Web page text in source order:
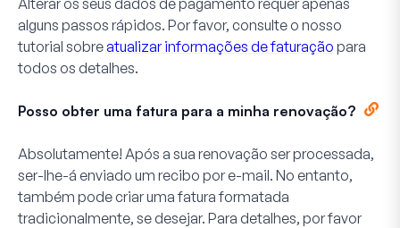
alguns passos rápidos. Por favor, consulte o nosso
tutorial sobreatualizar informações de faturação para
todos os detalhes.
Posso obter uma fatura para a minha renovação?
Absolutamente! Após a sua renovação ser processada,
ser-lhe-á enviado um recibo por e-mail. No entanto,
também pode criar uma fatura formatada
tradicionalmente, se desejar. Para detalhes, por favor